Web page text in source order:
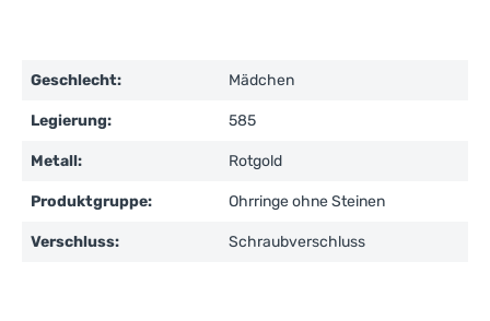
Geschlecht: Mädchen
Legierung: 585
Metall: Rotgold
Produktgruppe: Ohrringe ohne Steinen
Verschluss: Schraubverschluss